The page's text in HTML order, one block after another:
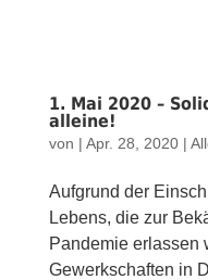
1. Mai 2020 –
alleine!
von | Apr. 28, 2020|
Aufgrund der
Lebens, die zur
Pandemie erlassen
Gewerkschaften in